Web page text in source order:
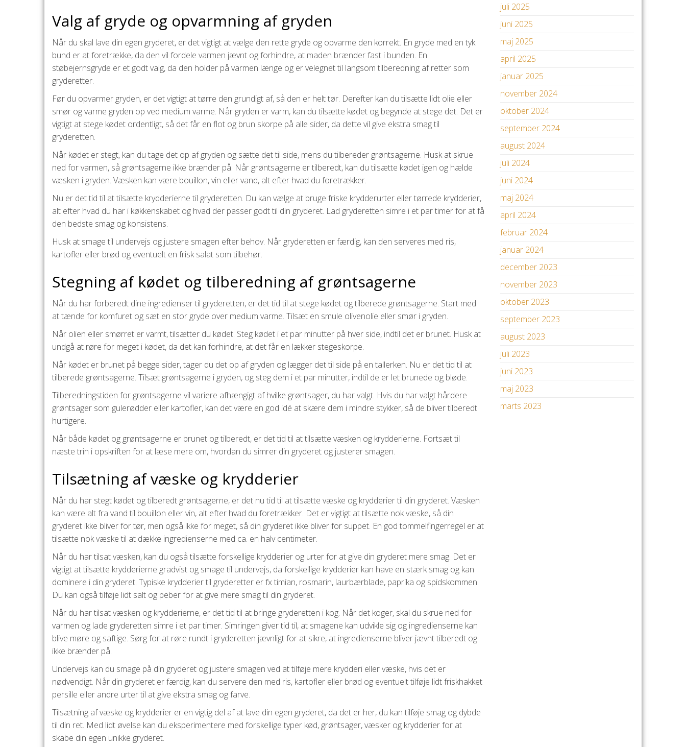
Valg af gryde og opvarmning af gryden
Når du skal lave din egen gryderet, er det vigtigt at vælge den rette gryde og opvarme den korrekt. En gryde med en tyk
bund er at foretrække, da den vil fordele varmen jævnt og forhindre, at maden brænder fast i bunden. En
støbejernsgryde er et godt valg, da den holder på varmen længe og er velegnet til langsom tilberedning af retter som
gryderetter.
Før du opvarmer gryden, er det vigtigt at tørre den grundigt af, så den er helt tør. Derefter kan du tilsætte lidt olie eller
smør og varme gryden op ved medium varme. Når gryden er varm, kan du tilsætte kødet og begynde at stege det. Det er
vigtigt at stege kødet ordentligt, så det får en flot og brun skorpe på alle sider, da dette vil give ekstra smag til
gryderetten.
Når kødet er stegt, kan du tage det op af gryden og sætte det til side, mens du tilbereder grøntsagerne. Husk at skrue
ned for varmen, så grøntsagerne ikke brænder på. Når grøntsagerne er tilberedt, kan du tilsætte kødet igen og hælde
væsken i gryden. Væsken kan være bouillon, vin eller vand, alt efter hvad du foretrækker.
Nu er det tid til at tilsætte krydderierne til gryderetten. Du kan vælge at bruge friske krydderurter eller tørrede krydderier,
alt efter hvad du har i køkkenskabet og hvad der passer godt til din gryderet. Lad gryderetten simre i et par timer for at få
den bedste smag og konsistens.
Husk at smage til undervejs og justere smagen efter behov. Når gryderetten er færdig, kan den serveres med ris,
kartofler eller brød og eventuelt en frisk salat som tilbehør.
Stegning af kødet og tilberedning af grøntsagerne
Når du har forberedt dine ingredienser til gryderetten, er det tid til at stege kødet og tilberede grøntsagerne. Start med
at tænde for komfuret og sæt en stor gryde over medium varme. Tilsæt en smule olivenolie eller smør i gryden.
Når olien eller smørret er varmt, tilsætter du kødet. Steg kødet i et par minutter på hver side, indtil det er brunet. Husk at
undgå at røre for meget i kødet, da det kan forhindre, at det får en lækker stegeskorpe.
Når kødet er brunet på begge sider, tager du det op af gryden og lægger det til side på en tallerken. Nu er det tid til at
tilberede grøntsagerne. Tilsæt grøntsagerne i gryden, og steg dem i et par minutter, indtil de er let brunede og bløde.
Tilberedningstiden for grøntsagerne vil variere afhængigt af hvilke grøntsager, du har valgt. Hvis du har valgt hårdere
grøntsager som gulerødder eller kartofler, kan det være en god idé at skære dem i mindre stykker, så de bliver tilberedt
hurtigere.
Når både kødet og grøntsagerne er brunet og tilberedt, er det tid til at tilsætte væsken og krydderierne. Fortsæt til
næste trin i opskriften for at læse mere om, hvordan du simrer din gryderet og justerer smagen.
Tilsætning af væske og krydderier
Når du har stegt kødet og tilberedt grøntsagerne, er det nu tid til at tilsætte væske og krydderier til din gryderet. Væsken
kan være alt fra vand til bouillon eller vin, alt efter hvad du foretrækker. Det er vigtigt at tilsætte nok væske, så din
gryderet ikke bliver for tør, men også ikke for meget, så din gryderet ikke bliver for suppet. En god tommelfingerregel er at
tilsætte nok væske til at dække ingredienserne med ca. en halv centimeter.
Når du har tilsat væsken, kan du også tilsætte forskellige krydderier og urter for at give din gryderet mere smag. Det er
vigtigt at tilsætte krydderierne gradvist og smage til undervejs, da forskellige krydderier kan have en stærk smag og kan
dominere i din gryderet. Typiske krydderier til gryderetter er fx timian, rosmarin, laurbærblade, paprika og spidskommen.
Du kan også tilføje lidt salt og peber for at give mere smag til din gryderet.
Når du har tilsat væsken og krydderierne, er det tid til at bringe gryderetten i kog. Når det koger, skal du skrue ned for
varmen og lade gryderetten simre i et par timer. Simringen giver tid til, at smagene kan udvikle sig og ingredienserne kan
blive møre og saftige. Sørg for at røre rundt i gryderetten jævnligt for at sikre, at ingredienserne bliver jævnt tilberedt og
ikke brænder på.
Undervejs kan du smage på din gryderet og justere smagen ved at tilføje mere krydderi eller væske, hvis det er
nødvendigt. Når din gryderet er færdig, kan du servere den med ris, kartofler eller brød og eventuelt tilføje lidt friskhakket
persille eller andre urter til at give ekstra smag og farve.
Tilsætning af væske og krydderier er en vigtig del af at lave din egen gryderet, da det er her, du kan tilføje smag og dybde
til din ret. Med lidt øvelse kan du eksperimentere med forskellige typer kød, grøntsager, væsker og krydderier for at
skabe din egen unikke gryderet.
juli 2025
juni 2025
maj 2025
april 2025
januar 2025
november 2024
oktober 2024
september 2024
august 2024
juli 2024
juni 2024
maj 2024
april 2024
februar 2024
januar 2024
december 2023
november 2023
oktober 2023
september 2023
august 2023
juli 2023
juni 2023
maj 2023
marts 2023